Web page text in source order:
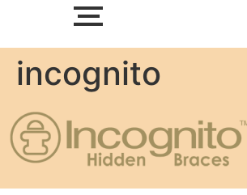
incognito